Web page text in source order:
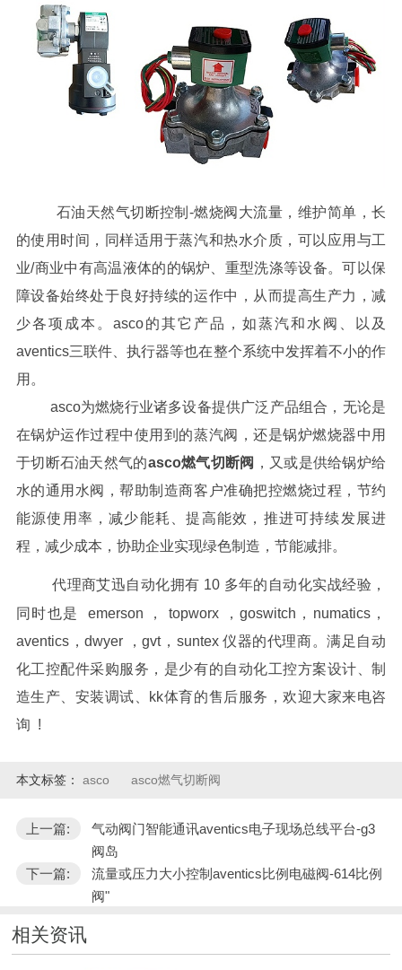
石油天然气切断控制 -燃烧阀大流量，维护简单，长
的使用时间，同样适用于蒸汽和热水介质，可以应用与工
业/商业中有高温液体的的锅炉、重型洗涤等设备。可以保
障设备始终处于良好持续的运作中，从而提高生产力，减
少各项成本。asco的其它产品，如蒸汽和水阀、以及
aventics三联件、执行器等也在整个系统中发挥着不小的作
用。
asco为燃烧行业诸多设备提供广泛产品组合，无论是
在锅炉运作过程中使用到的蒸汽阀，还是锅炉燃烧器中用
于切断石油天然气的asco燃气切断阀 ，又或是供给锅炉给
水的通用水阀，帮助制造商客户准确把控燃烧过程，节约
能源使用率，减少能耗、提高能效，推进可持续发展进
程，减少成本，协助企业实现绿色制造，节能减排。
代理商艾迅自动化拥有 10 多年的自动化实战经验，
同时也是 emerson ， topworx ，goswitch，numatics，
aventics，dwyer ，gvt，suntex 仪器的代理商。满足自动
化工控配件采购服务，是少有的自动化工控方案设计、制
造生产、安装调试、kk体育的售后服务，欢迎大家来电咨
询 !
本文标签： asco asco燃气切断阀
上一篇:
气动阀门智能通讯aventics电子现场总线平台-g3
阀岛
下一篇:
流量或压力大小控制aventics比例电磁阀-614比例
阀"
相关资讯